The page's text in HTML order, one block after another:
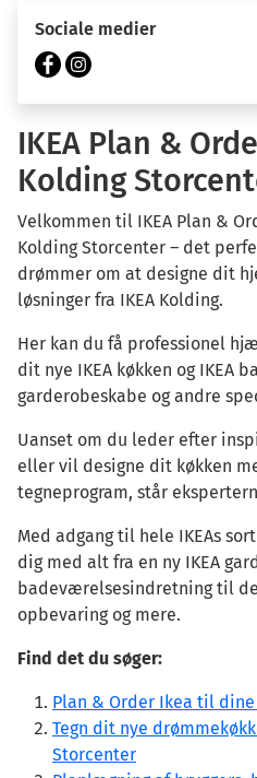
Sociale medier
IKEA Plan &
Kolding
Velkommen til IKEA Plan &
Kolding Storcenter – det
drømmer om at designe dit
løsninger fra IKEA Kolding.
Her kan du få professionel
dit nye IKEA køkken og IKEA
garderobeskabe og andre
Uanset om du leder efter
eller vil designe dit køkken
tegneprogram, står
Med adgang til hele IKEAs
dig med alt fra en ny IKEA
badeværelsesindretning til
opbevaring og mere.
Find det du søger:
Plan & Order Ikea til
Tegn dit nye
Storcenter